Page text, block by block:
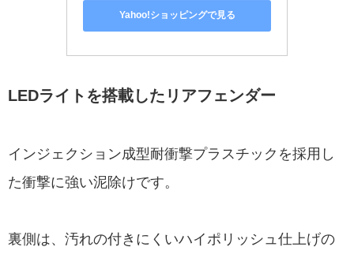
Yahoo!ショッピングで見る
LEDライトを搭載したリアフェンダー
インジェクション成型耐衝撃プラスチックを採用し
た衝撃に強い泥除けです。
裏側は、汚れの付きにくいハイポリッシュ仕上げの